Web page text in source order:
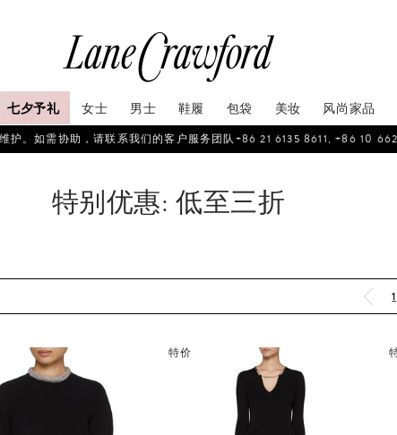
七夕予礼 女士 男士 鞋履 包袋 美妆 风尚家品
护。如需协助，请联系我们的客户服务团队+86 21 6135 8611, +86 10
特别优惠: 低至三折
1
特价